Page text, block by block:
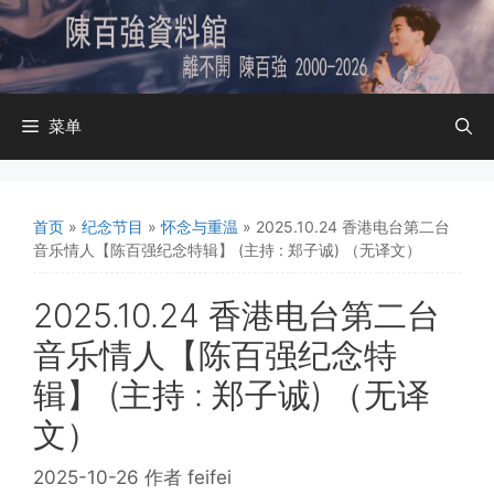
跳
至
内
容
菜单
首页 » 纪念节目 »怀念与重温 » 2025.10.24 香港电台第二台
音乐情人【陈百强纪念特辑】 (主持 : 郑子诚) （无译文）
2025.10.24 香港电台第二台
音乐情人【陈百强纪念特
辑】 (主持 : 郑子诚) （无译
文）
2025-10-26 作者 feifei